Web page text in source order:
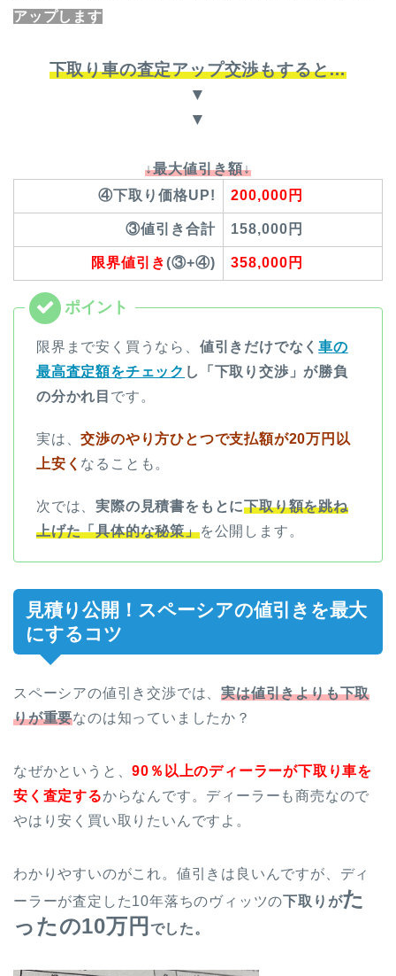
アップします
下取り車の査定アップ交渉もすると…
▼
▼
↓最大値引き額↓
④下取り価格UP!
200,000円
③値引き合計 158,000円
限界値引き(③+④) 358,000円
限界まで安く買うなら、 値引きだけでなく車の
最高査定額をチェック し「下取り交渉」が勝負
の分かれ目 です。
実は、交渉のやり方ひとつで支払額が20万円以
上安く なることも。
次では、実際の見積書をもとに下取り額を跳ね
上げた「具体的な秘策」を公開します。
見積り公開！スペーシアの値引きを最大
にするコツ
スペーシアの値引き交渉では、実は値引きよりも下取
りが重要なのは知っていましたか？
なぜかというと、90％以上のディーラーが下取り車を
安く査定するからなんです。ディーラーも商売なので
やはり安く買い取りたいんですよ。
わかりやすいのがこれ。値引きは良いんですが、ディ
ーラーが査定した10年落ちのヴィッツの下取りがた
ったの10万円 でした。